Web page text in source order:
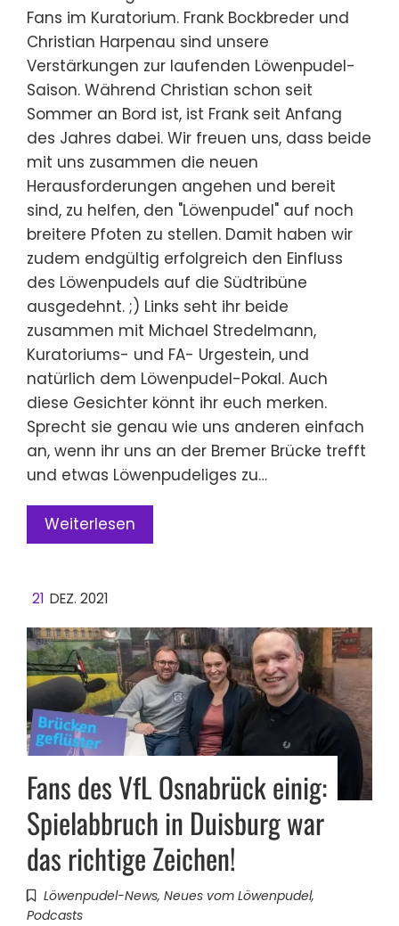
Fans im Kuratorium. Frank Bockbreder und
Christian Harpenau sind unsere
Verstärkungen zur laufenden Löwenpudel-
Saison. Während Christian schon seit
Sommer an Bord ist, ist Frank seit Anfang
des Jahres dabei. Wir freuen uns, dass beide
mit uns zusammen die neuen
Herausforderungen angehen und bereit
sind, zu helfen, den "Löwenpudel" auf noch
breitere Pfoten zu stellen. Damit haben wir
zudem endgültig erfolgreich den Einfluss
des Löwenpudels auf die Südtribüne
ausgedehnt. ;) Links seht ihr beide
zusammen mit Michael Stredelmann,
Kuratoriums- und FA- Urgestein, und
natürlich dem Löwenpudel-Pokal. Auch
diese Gesichter könnt ihr euch merken.
Sprecht sie genau wie uns anderen einfach
an, wenn ihr uns an der Bremer Brücke trefft
und etwas Löwenpudeliges zu…
Weiterlesen
21 DEZ. 2021
Fans des VfL Osnabrück einig:
Spielabbruch in Duisburg war
das richtige Zeichen!
Löwenpudel-News, Neues vom Löwenpudel,
Podcasts